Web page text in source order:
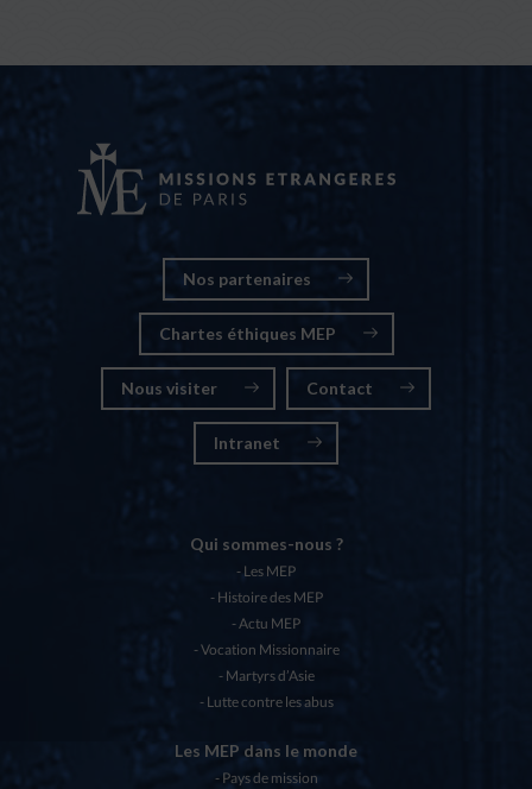
Nos partenaires
Chartes éthiques MEP
Nous visiter Contact
Intranet
Qui sommes-nous ?
Les MEP
Histoire des MEP
Actu MEP
Vocation Missionnaire
Martyrs d’Asie
Lutte contre les abus
Les MEP dans le monde
Pays de mission